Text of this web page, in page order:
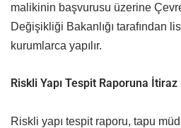
malikinin başvurusu üzerine
Değişikliği Bakanlığı tarafından
kurumlarca yapılır.
Riskli Yapı Tespit Raporuna İtiraz
Riskli yapı tespit raporu, tapu